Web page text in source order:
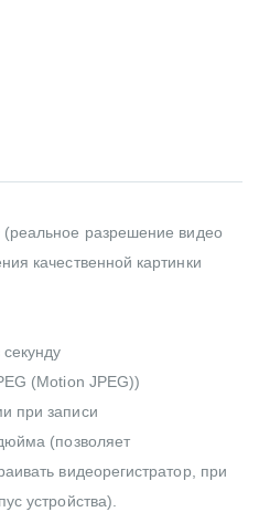
разрешение видео
качественной картинки
(Motion JPEG))
при записи
(позволяет
видеорегистратор, при
устройства).